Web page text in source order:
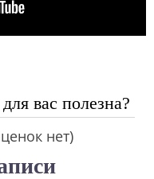
вас полезна?
нет)